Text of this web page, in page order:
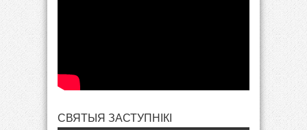
СВЯТЫЯ ЗАСТУПНІКІ